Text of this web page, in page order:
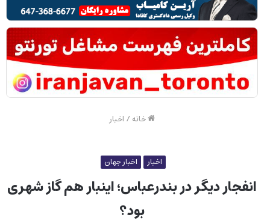
خانه/ اخبار
اخبار اخبار جهان
انفجار دیگر در بندرعباس؛ اینبار هم گاز شهری
بود؟